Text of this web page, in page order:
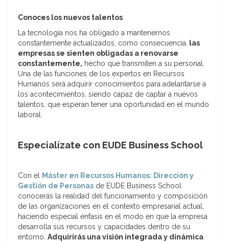
Conoces los nuevos talentos
La tecnología nos ha obligado a mantenernos
constantemente actualizados, como consecuencia, las
empresas se sienten obligadas a renovarse
constantemente, hecho que transmiten a su personal.
Una de las funciones de los expertos en Recursos
Humanos será adquirir conocimientos para adelantarse a
los acontecimientos, siendo capaz de captar a nuevos
talentos, que esperan tener una oportunidad en el mundo
laboral.
Especialízate con EUDE Business School
Con el Máster en Recursos Humanos: Dirección y
Gestión de Personas de EUDE Business School
conocerás la realidad del funcionamiento y composición
de las organizaciones en el contexto empresarial actual,
haciendo especial énfasis en el modo en que la empresa
desarrolla sus recursos y capacidades dentro de su
entorno. Adquirirás una visión integrada y dinámica